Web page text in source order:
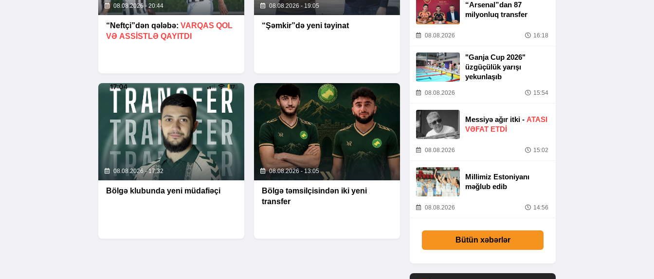
08.08.2026 - 20:44
“Neftçi”dən qələbə: VARQAS QOL
VƏ ASSİSTLƏ QAYITDI
08.08.2026 - 19:05
“Şəmkir”də yeni təyinat
08.08.2026 - 17:32
Bölgə klubunda yeni müdafiəçi
08.08.2026 - 13:05
Bölgə təmsilçisindən iki yeni
transfer
“Arsenal”dan 87
milyonluq transfer
08.08.2026 16:18
"Ganja Cup 2026"
üzgüçülük yarışı
yekunlaşıb
08.08.2026 15:54
Messiyə ağır itki - ATASI
VƏFAT ETDI
08.08.2026 15:02
Millimiz Estoniyanı
məğlub edib
08.08.2026 14:56
Bütün xəbərlər